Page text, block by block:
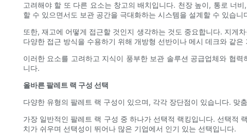
고려해야 할 또 다른 요소는 창고의 배치입니다. 천장 높이, 통로 너
할 수 있으면서도 보관 공간을 극대화하는 시스템을 설계할 수 있습니
또한, 재고에 어떻게 접근할 것인지 생각하는 것도 중요합니다. 지게
다양한 접근 방식을 수용하기 위해 개방형 선반이나 메시 데크와 같
이러한 요소를 고려하고 지식이 풍부한 보관 솔루션 공급업체와 협
니다.
올바른 팔레트 랙 구성 선택
다양한 유형의 팔레트 랙 구성이 있으며, 각각 장단점이 있습니다.
가장 일반적인 팔레트 랙 구성 중 하나가 선택적 랙킹입니다. 선택적
치가 쉬우며 선택성이 뛰어나 많은 기업에서 인기 있는 선택입니다.